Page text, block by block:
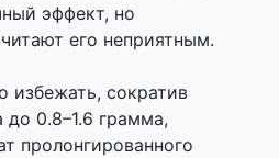
эффект, но
его неприятным.
избежать, сократив
до 0.8–1.6 грамма,
пролонгированного